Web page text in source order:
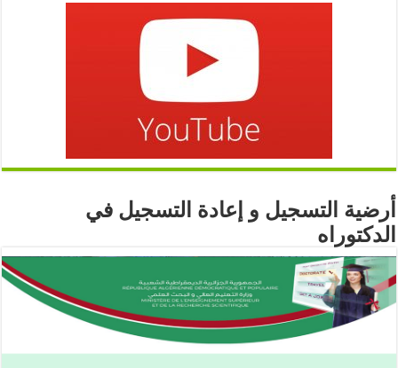
أرضية التسجيل و إعادة التسجيل في
الدكتوراه